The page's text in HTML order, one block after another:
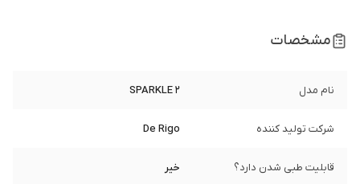
مشخصات
نام مدل SPARKLE 2
شرکت تولید کننده De Rigo
قابلیت طبی شدن دارد؟ خیر